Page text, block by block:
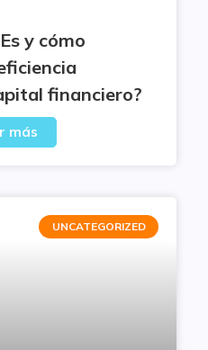
y cómo
financiero?
más
UNCATEGORIZED